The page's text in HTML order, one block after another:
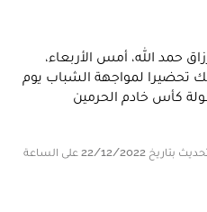
حمد الله، أمس الأربعاء،
تحضيرا لمواجهة الشباب يوم
كأس خادم الحرمين
في 22/12/2022 على الساعة 15:00, تحديث بتاريخ 22/12/2022 على الساعة